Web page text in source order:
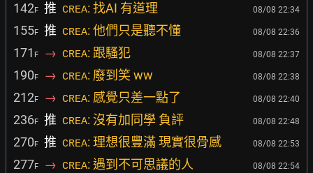
142F 推 CREA: 找AI 有道理 08/08 22:34
155F 推 CREA: 他們只是聽不懂 08/08 22:36
171 F → CREA: 跟騷犯 08/08 22:37
190F → CREA: 廢到笑 ww 08/08 22:38
212F → CREA: 感覺只差一點了 08/08 22:40
236F 推 CREA: 沒有加同學 負評 08/08 22:48
270F 推 CREA: 理想很豐滿 現實很骨感 08/08 22:53
277F → CREA: 遇到不可思議的人 08/08 22:54